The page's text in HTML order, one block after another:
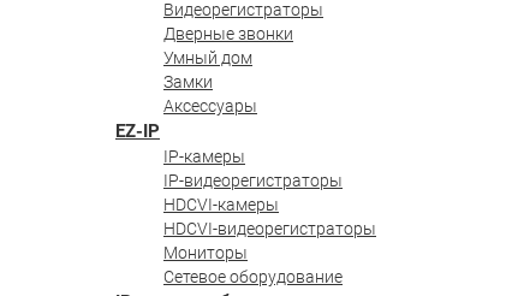
Видеорегистраторы
Дверные звонки
Умный дом
Замки
Аксессуары
EZ-IP
IP-камеры
IP-видеорегистраторы
HDCVI-камеры
HDCVI-видеорегистраторы
Мониторы
Сетевое оборудование